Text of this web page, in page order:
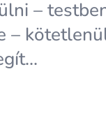
–
–